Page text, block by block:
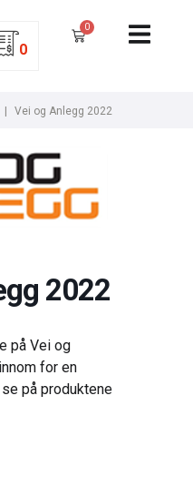
0
0
Vei og Anlegg 2022
2022
på Vei og
for en
på produktene